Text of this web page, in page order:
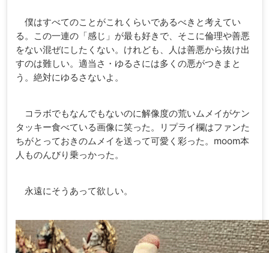
僕はすべてのことがこれくらいであるべきと考えてい
る。この一連の「感じ」が最も好きで、そこに倫理や善悪
をない混ぜにしたくない。けれども、人は善悪から抜け出
すのは難しい。適当さ・ゆるさには多くの悪がつきまと
う。絶対にゆるさないよ。
コラボでもなんでもないのに解像度の荒いムメイがケン
タッキー食べている画像に笑った。リプライ欄はファンた
ちがとっておきのムメイを送って可愛く彩った。moom本
人ものんびり乗っかった。
永遠にそうあって欲しい。